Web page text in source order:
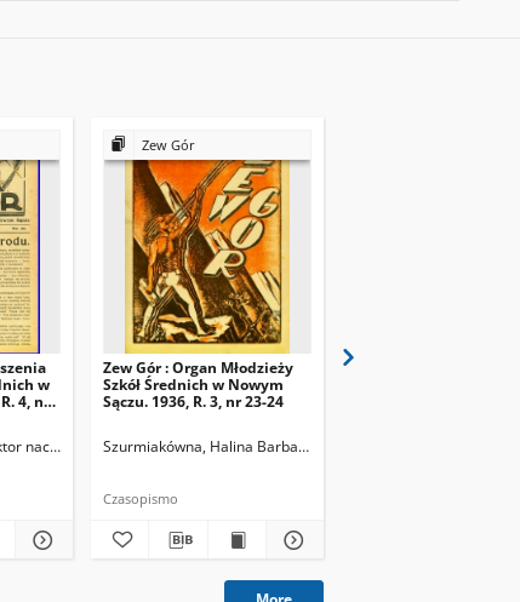
w
4, nr
naczelny
Zew Gór
Zew Gór : Organ Młodzieży
Szkół Średnich w Nowym
Sączu. 1936, R. 3, nr 23-24
Szurmiakówna, Halina Barbara (1920-1945). Redaktor
Czasopismo